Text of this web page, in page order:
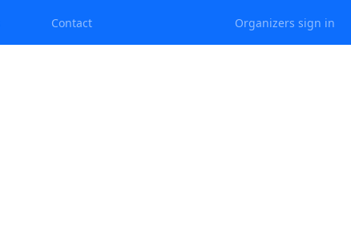
Contact Organizers sign in